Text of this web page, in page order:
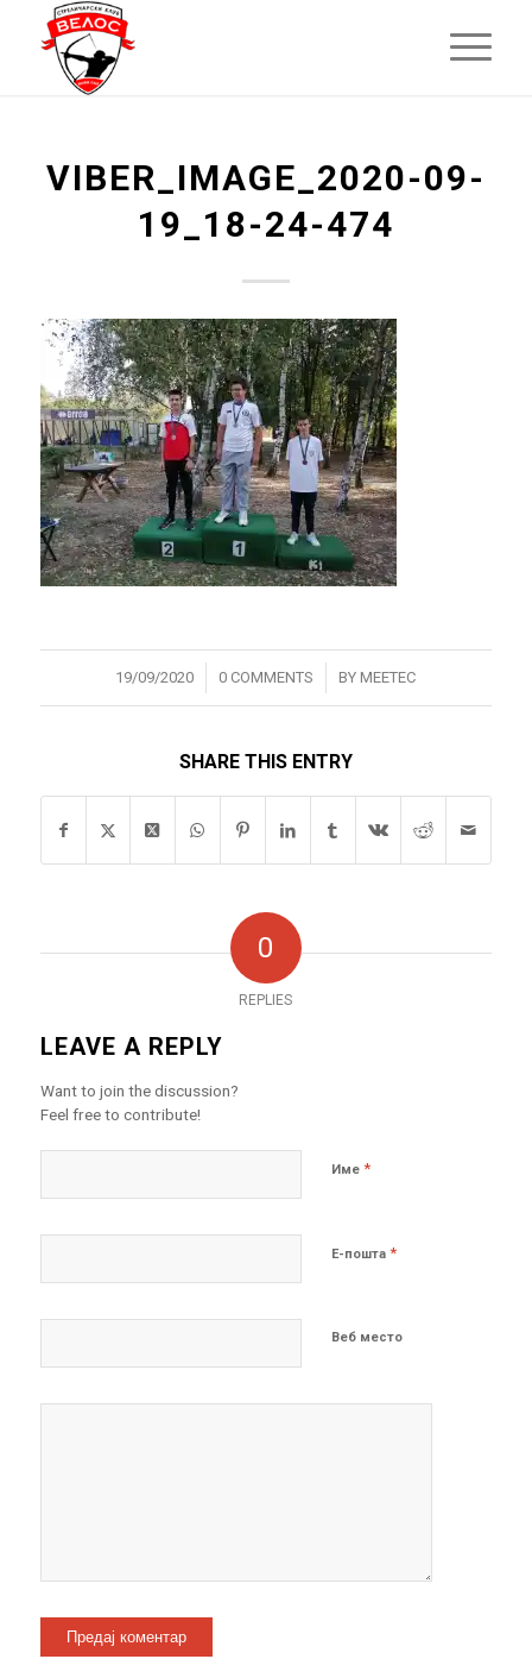
VIBER_IMAGE_2020-09-
19_18-24-474
19/09/2020
/ 0 COMMENTS
/ BY MEETEC
SHARE THIS ENTRY
0
REPLIES
LEAVE A REPLY
Want to join the discussion?
Feel free to contribute!
Име *
Е-пошта *
Веб место